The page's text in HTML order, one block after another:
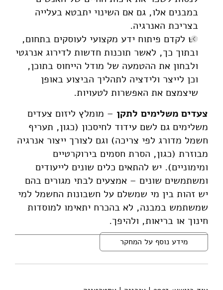
במבנים אלו, גם אם השינוי יתבטא בעלייה
בצריכת האנרגיה.
יש לקדם פיתוח ידע מקצועי לעוסקים בתחום,
ובתוך כך, לאשר תוכנות חדשות לדירוג אנרגטי
ולבחון את ההטמעה של מודל הייחוס בתוכן,
וכן לייצר ולידציה לתהליך הביצוע באופן
שיצמצם את האפשרות לטעויות.
צעדים משלימים לתקן – מומלץ ליזום צעדים
משלימים גם לשם עידוד לחיסכון (כגון, תעריף
חשמל מדורג לפי צריכה) וגם לצורך ייצור אנרגיה
מבוזרת (כגון, הסרת חסמים בירוקרטיים
ומימוניים). יש להתאים כלים שונים לייעודים
ומשתמשים שונים – אמצעים לבתי מגורים בהם
יש זהות בין מי שמשלם על חשבונות החשמל למי
שמשתמש במבנה, לא בהכרח יתאימו למוסדות
חינוך או בריאות, ולהיפך.
מידע נוסף על המחקר